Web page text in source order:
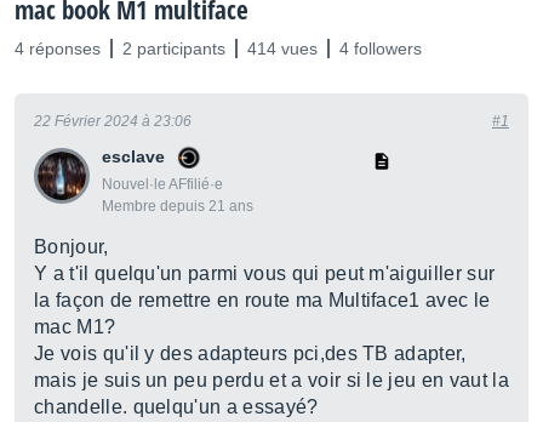
mac book M1 multiface
4 réponses 2 participants 414 vues 4 followers
esclave
Nouvel·le AFfilié·e
Membre depuis 21 ans
22 Février 2024 à 23:06 #1
Bonjour,
Y a t'il quelqu'un parmi vous qui peut m'aiguiller sur
la façon de remettre en route ma Multiface1 avec le
mac M1?
Je vois qu'il y des adapteurs pci,des TB adapter,
mais je suis un peu perdu et a voir si le jeu en vaut la
chandelle. quelqu'un a essayé?